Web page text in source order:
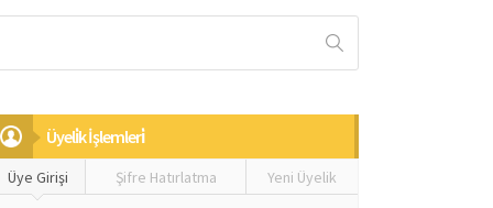
Üyeli̇k İşlemleri̇
Üye Girişi Şifre Hatırlatma Yeni Üyelik